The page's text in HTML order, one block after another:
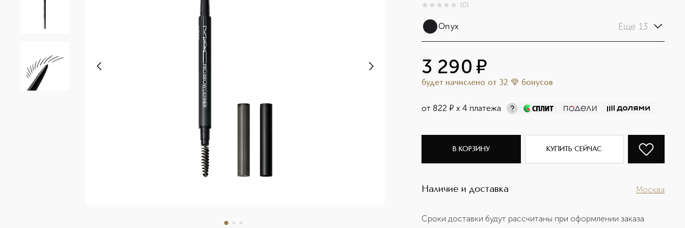
0из 0 (0)
Onyx Еще 13
3 290 ¤
будет начислено от 32 бонусов
от 822 ¤ х 4 платежа
В КОРЗИНУ КУПИТЬ СЕЙЧАС
Наличие и доставка Москва
Сроки доставки будут рассчитаны при оформлении заказа